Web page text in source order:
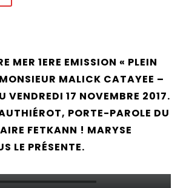
MER 1ERE EMISSION « PLEIN
MALICK CATAYEE –
VENDREDI 17 NOVEMBRE 2017.
PORTE-PAROLE DU
FETKANN ! MARYSE
LE PRÉSENTE.